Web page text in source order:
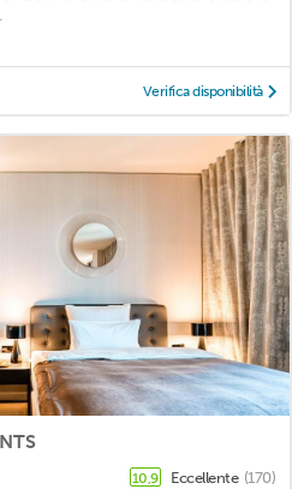
Verifica disponibilità
10,9 Eccellente (170)